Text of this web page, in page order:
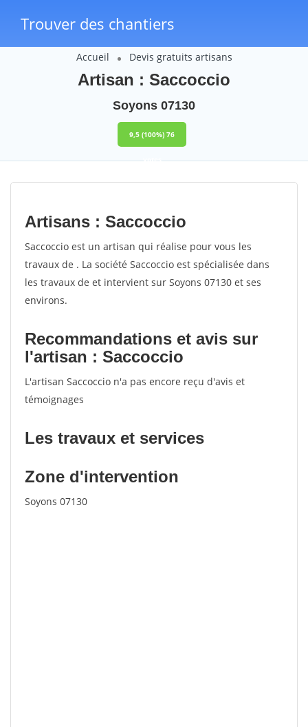
Trouver des chantiers
Accueil Devis gratuits artisans
Artisan : Saccoccio
Soyons 07130
9,5 (100%) 76
votes
Artisans : Saccoccio
Saccoccio est un artisan qui réalise pour vous les
travaux de . La société Saccoccio est spécialisée dans
les travaux de et intervient sur Soyons 07130 et ses
environs.
Recommandations et avis sur
l'artisan : Saccoccio
L'artisan Saccoccio n'a pas encore reçu d'avis et
témoignages
Les travaux et services
Zone d'intervention
Soyons 07130